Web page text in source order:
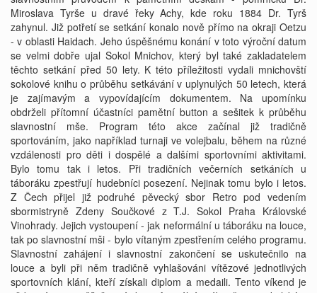
Miroslava Tyrše u dravé řeky Achy, kde roku 1884 Dr. Tyrš
zahynul. Již potřetí se setkání konalo nově přímo na okraji Oetzu
- v oblasti Haidach. Jeho úspěšnému konání v toto výroční datum
se velmi dobře ujal Sokol Mnichov, který byl také zakladatelem
těchto setkání před 50 lety. K této příležitosti vydali mnichovští
sokolové knihu o průběhu setkávání v uplynulých 50 letech, která
je zajímavým a vypovídajícím dokumentem. Na upomínku
obdrželi přítomní účastníci pamětní button a sešitek k průběhu
slavnostní mše. Program této akce začínal již tradičně
sportováním, jako například turnaji ve volejbalu, během na různé
vzdálenosti pro děti i dospělé a dalšími sportovními aktivitami.
Bylo tomu tak i letos. Při tradičních večerních setkáních u
táboráku zpestřují hudebníci posezení. Nejinak tomu bylo i letos.
Z Čech přijel již podruhé pěvecký sbor Retro pod vedením
sbormistryně Zdeny Součkové z T.J. Sokol Praha Královské
Vinohrady. Jejich vystoupení - jak neformální u táboráku na louce,
tak po slavnostní mši - bylo vítaným zpestřením celého programu.
Slavnostní zahájení i slavnostní zakončení se uskutečnilo na
louce a byli při něm tradičně vyhlašováni vítězové jednotlivých
sportovních klání, kteří získali diplom a medaili. Tento víkend je